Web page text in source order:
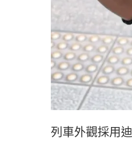
列車外觀採用